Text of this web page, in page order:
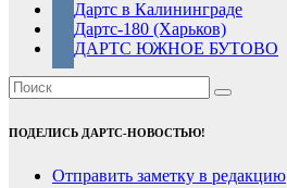
Дартс в Калининграде
Дартс-180 (Харьков)
ДАРТС ЮЖНОЕ БУТОВО
ПОДЕЛИСЬ ДАРТС-НОВОСТЬЮ!
Отправить заметку в редакцию